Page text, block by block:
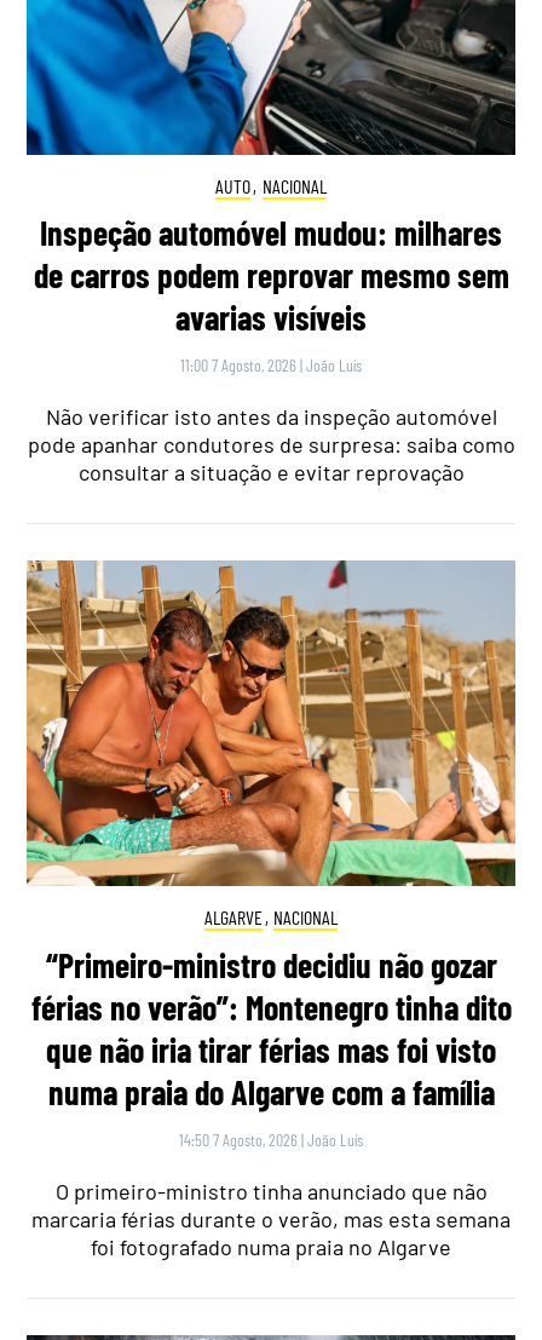
AUTO, NACIONAL
Inspeção automóvel mudou: milhares
de carros podem reprovar mesmo sem
avarias visíveis
11:00 7 Agosto, 2026 |João Luís
Não verificar isto antes da inspeção automóvel
pode apanhar condutores de surpresa: saiba como
consultar a situação e evitar reprovação
ALGARVE, NACIONAL
“Primeiro-ministro decidiu não gozar
férias no verão”: Montenegro tinha dito
que não iria tirar férias mas foi visto
numa praia do Algarve com a família
14:50 7 Agosto, 2026 |João Luís
O primeiro-ministro tinha anunciado que não
marcaria férias durante o verão, mas esta semana
foi fotografado numa praia no Algarve